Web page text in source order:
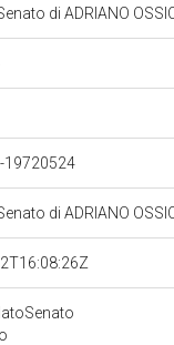
di ADRIANO
19720524
di ADRIANO